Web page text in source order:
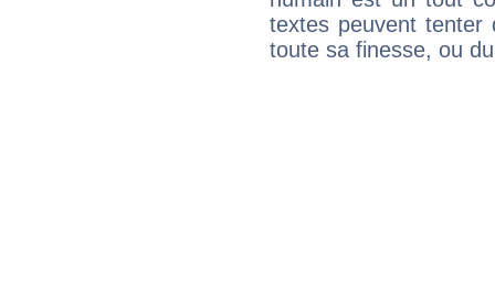
textes peuvent tenter
toute sa finesse, ou